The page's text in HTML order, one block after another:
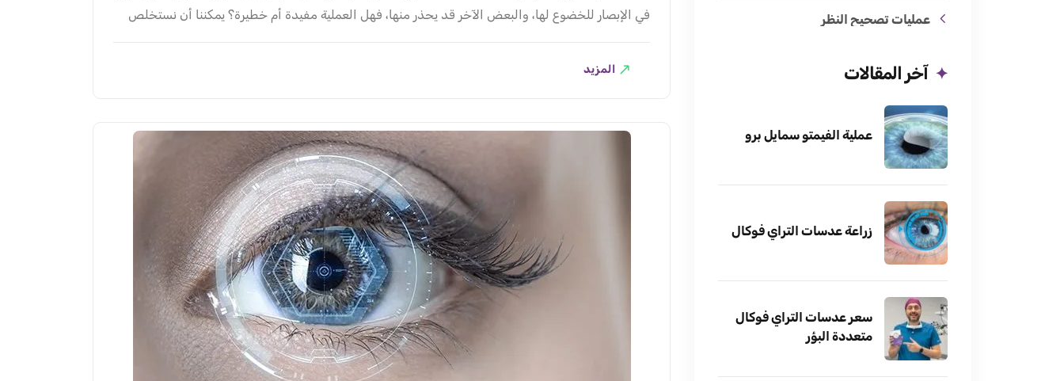
في الإبصار للخضوع لها، والبعض الآخر قد يحذر منها، فهل العملية مفيدة أم خطيرة؟ يمكننا أن نستخلص
العدسات زرع..
المزيد
عمليات تصحيح النظر
آخر المقالات
عملية الفيمتو سمايل برو
زراعة عدسات التراي فوكال
سعر عدسات التراي فوكال
متعددة البؤر